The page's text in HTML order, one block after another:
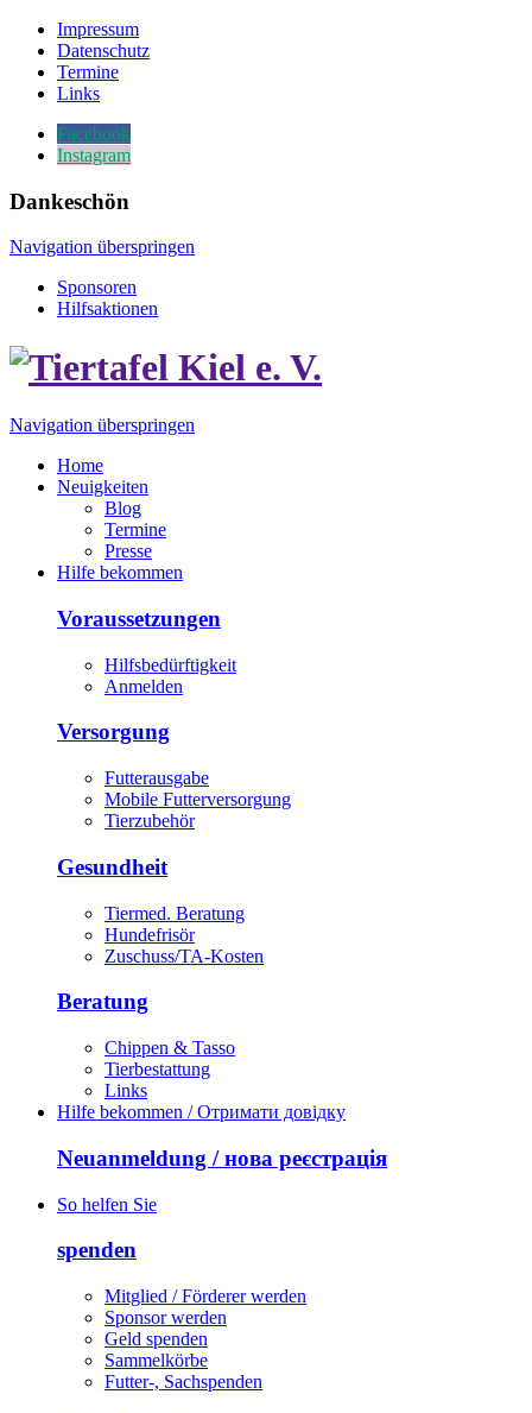
Impressum
Datenschutz
Termine
Links
Facebook
Instagram
Dankeschön
Navigation überspringen
Sponsoren
Hilfsaktionen
Navigation überspringen
Home
Neuigkeiten
Blog
Termine
Presse
Hilfe bekommen
Voraussetzungen
Hilfsbedürftigkeit
Anmelden
Versorgung
Futterausgabe
Mobile Futterversorgung
Tierzubehör
Gesundheit
Tiermed. Beratung
Hundefrisör
Zuschuss/TA-Kosten
Beratung
Chippen & Tasso
Tierbestattung
Links
Hilfe bekommen / Отримати довідку
Neuanmeldung / нова реєстрація
So helfen Sie
spenden
Mitglied / Förderer werden
Sponsor werden
Geld spenden
Sammelkörbe
Futter-, Sachspenden